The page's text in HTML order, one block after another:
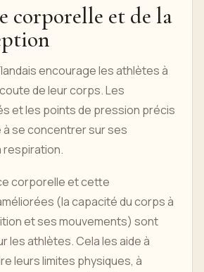
corporelle et de la
encourage les athlètes à
de leur corps. Les
et les points de pression précis
se concentrer sur ses
respiration.
corporelle et cette
(la capacité du corps à
et ses mouvements) sont
les athlètes. Cela les aide à
leurs limites physiques, à